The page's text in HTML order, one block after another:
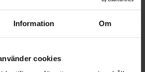
Information Om
cookies